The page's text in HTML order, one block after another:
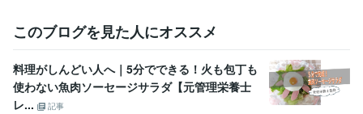
学歴
長崎県立長崎シーボルト大学 2001年3月 ~ 2005年2月
このブログを見た人にオススメ
料理がしんどい人へ｜5分でできる！火も包丁も
使わない魚肉ソーセージサラダ【元管理栄養士
レ...
記事